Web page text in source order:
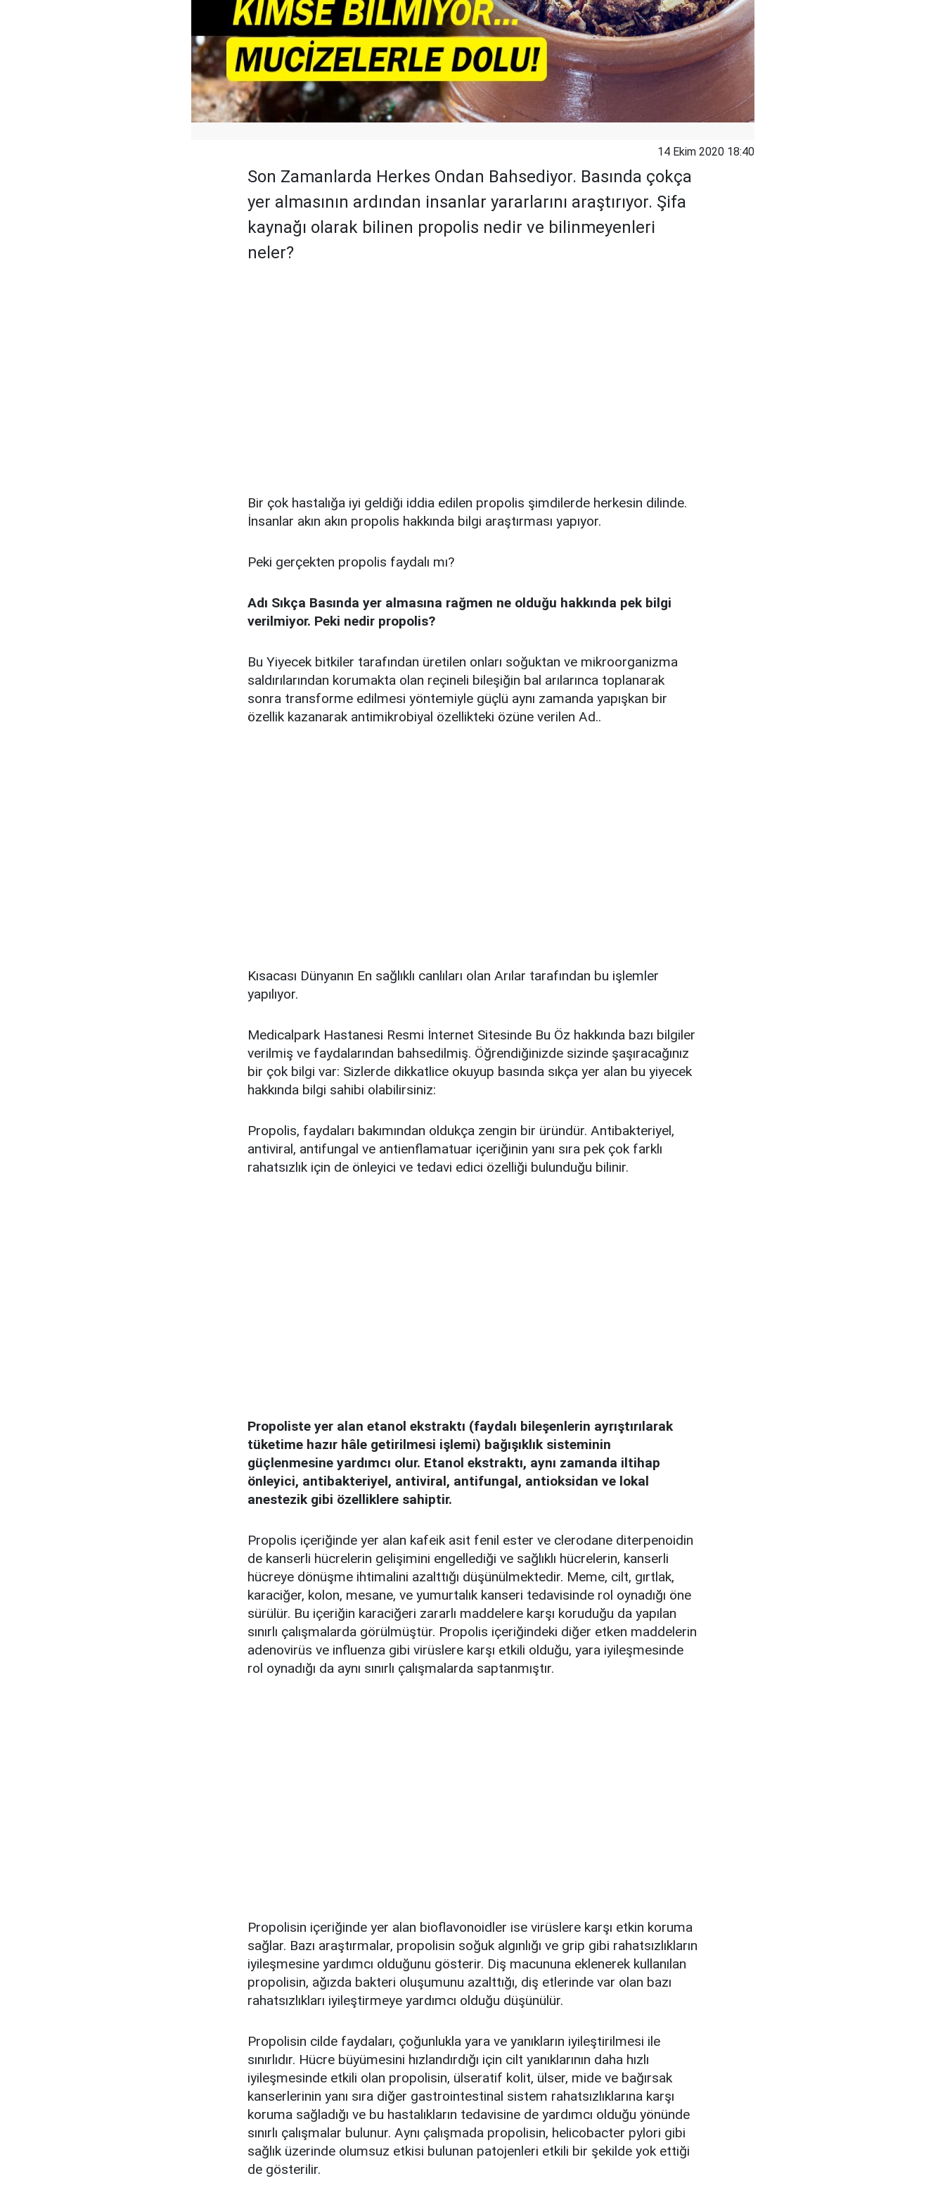
14 Ekim 2020 18:40
Son Zamanlarda Herkes Ondan Bahsediyor. Basında çokça
yer almasının ardından insanlar yararlarını araştırıyor. Şifa
kaynağı olarak bilinen propolis nedir ve bilinmeyenleri
neler?
Bir çok hastalığa iyi geldiği iddia edilen propolis şimdilerde herkesin dilinde.
İnsanlar akın akın propolis hakkında bilgi araştırması yapıyor.
Peki gerçekten propolis faydalı mı?
Adı Sıkça Basında yer almasına rağmen ne olduğu hakkında pek bilgi
verilmiyor. Peki nedir propolis?
Bu Yiyecek bitkiler tarafından üretilen onları soğuktan ve mikroorganizma
saldırılarından korumakta olan reçineli bileşiğin bal arılarınca toplanarak
sonra transforme edilmesi yöntemiyle güçlü aynı zamanda yapışkan bir
özellik kazanarak antimikrobiyal özellikteki özüne verilen Ad..
Kısacası Dünyanın En sağlıklı canlıları olan Arılar tarafından bu işlemler
yapılıyor.
Medicalpark Hastanesi Resmi İnternet Sitesinde Bu Öz hakkında bazı bilgiler
verilmiş ve faydalarından bahsedilmiş. Öğrendiğinizde sizinde şaşıracağınız
bir çok bilgi var: Sizlerde dikkatlice okuyup basında sıkça yer alan bu yiyecek
hakkında bilgi sahibi olabilirsiniz:
Propolis, faydaları bakımından oldukça zengin bir üründür. Antibakteriyel,
antiviral, antifungal ve antienflamatuar içeriğinin yanı sıra pek çok farklı
rahatsızlık için de önleyici ve tedavi edici özelliği bulunduğu bilinir.
Propoliste yer alan etanol ekstraktı (faydalı bileşenlerin ayrıştırılarak
tüketime hazır hâle getirilmesi işlemi) bağışıklık sisteminin
güçlenmesine yardımcı olur. Etanol ekstraktı, aynı zamanda iltihap
önleyici, antibakteriyel, antiviral, antifungal, antioksidan ve lokal
anestezik gibi özelliklere sahiptir.
Propolis içeriğinde yer alan kafeik asit fenil ester ve clerodane diterpenoidin
de kanserli hücrelerin gelişimini engellediği ve sağlıklı hücrelerin, kanserli
hücreye dönüşme ihtimalini azalttığı düşünülmektedir. Meme, cilt, gırtlak,
karaciğer, kolon, mesane, ve yumurtalık kanseri tedavisinde rol oynadığı öne
sürülür. Bu içeriğin karaciğeri zararlı maddelere karşı koruduğu da yapılan
sınırlı çalışmalarda görülmüştür. Propolis içeriğindeki diğer etken maddelerin
adenovirüs ve influenza gibi virüslere karşı etkili olduğu, yara iyileşmesinde
rol oynadığı da aynı sınırlı çalışmalarda saptanmıştır.
Propolisin içeriğinde yer alan bioflavonoidler ise virüslere karşı etkin koruma
sağlar. Bazı araştırmalar, propolisin soğuk algınlığı ve grip gibi rahatsızlıkların
iyileşmesine yardımcı olduğunu gösterir. Diş macununa eklenerek kullanılan
propolisin, ağızda bakteri oluşumunu azalttığı, diş etlerinde var olan bazı
rahatsızlıkları iyileştirmeye yardımcı olduğu düşünülür.
Propolisin cilde faydaları, çoğunlukla yara ve yanıkların iyileştirilmesi ile
sınırlıdır. Hücre büyümesini hızlandırdığı için cilt yanıklarının daha hızlı
iyileşmesinde etkili olan propolisin, ülseratif kolit, ülser, mide ve bağırsak
kanserlerinin yanı sıra diğer gastrointestinal sistem rahatsızlıklarına karşı
koruma sağladığı ve bu hastalıkların tedavisine de yardımcı olduğu yönünde
sınırlı çalışmalar bulunur. Aynı çalışmada propolisin, helicobacter pylori gibi
sağlık üzerinde olumsuz etkisi bulunan patojenleri etkili bir şekilde yok ettiği
de gösterilir.